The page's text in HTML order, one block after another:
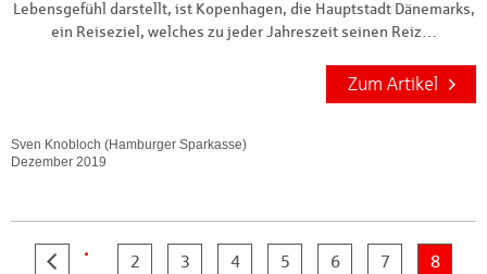
Lebensgefühl darstellt, ist Kopenhagen, die Hauptstadt Dänemarks,
ein Reiseziel, welches zu jeder Jahreszeit seinen Reiz…
Zum Artikel
Sven Knobloch (Hamburger Sparkasse)
Dezember 2019
… 2 3 4 5 6 7
8